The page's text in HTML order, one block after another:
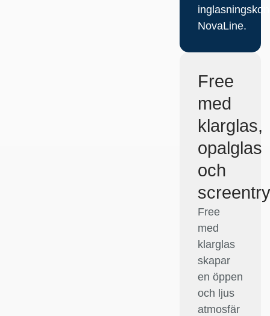
NovaLine.
Free
med
klarglas,
opalglas
och
Free
med
klarglas
skapar
en öppen
och ljus
atmosfär